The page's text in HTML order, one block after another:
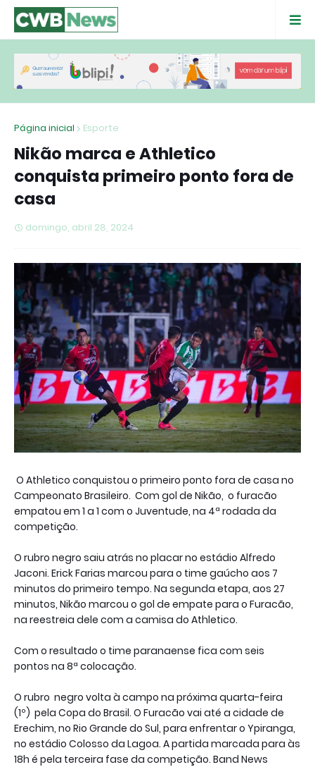
Página inicial Esporte
Nikão marca e Athletico
conquista primeiro ponto fora de
casa
domingo, abril 28, 2024
O Athletico conquistou o primeiro ponto fora de casa no
Campeonato Brasileiro. Com gol de Nikão, o furacão
empatou em 1 a 1 com o Juventude, na 4ª rodada da
competição.
O rubro negro saiu atrás no placar no estádio Alfredo
Jaconi. Erick Farias marcou para o time gaúcho aos 7
minutos do primeiro tempo. Na segunda etapa, aos 27
minutos, Nikão marcou o gol de empate para o Furacão,
na reestreia dele com a camisa do Athletico.
Com o resultado o time paranaense fica com seis
pontos na 8ª colocação.
O rubro negro volta à campo na próxima quarta-feira
(1º) pela Copa do Brasil. O Furacão vai até a cidade de
Erechim, no Rio Grande do Sul, para enfrentar o Ypiranga,
no estádio Colosso da Lagoa. A partida marcada para às
18h é pela terceira fase da competição. Band News